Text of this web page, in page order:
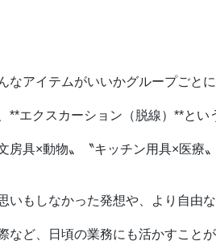
なアイテムがいいかグループごと
**エクスカーション（脱線）**と
房具×動物〟〝キッチン用具×医療
いもしなかった発想や、より自由
など、日頃の業務にも活かすこと